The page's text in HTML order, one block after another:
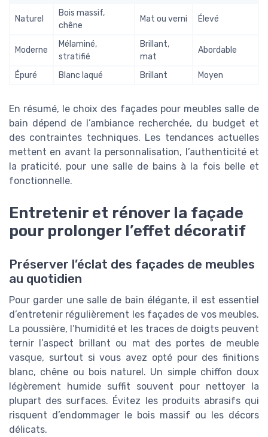
Naturel
Bois massif,
chêne
Mat ou verni Élevé
Moderne
Mélaminé,
stratifié
Brillant,
mat
Abordable
Épuré Blanc laqué Brillant Moyen
En résumé, le choix des façades pour meubles salle de
bain dépend de l’ambiance recherchée, du budget et
des contraintes techniques. Les tendances actuelles
mettent en avant la personnalisation, l’authenticité et
la praticité, pour une salle de bains à la fois belle et
fonctionnelle.
Entretenir et rénover la façade
pour prolonger l’effet décoratif
Préserver l’éclat des façades de meubles
au quotidien
Pour garder une salle de bain élégante, il est essentiel
d’entretenir régulièrement les façades de vos meubles.
La poussière, l’humidité et les traces de doigts peuvent
ternir l’aspect brillant ou mat des portes de meuble
vasque, surtout si vous avez opté pour des finitions
blanc, chêne ou bois naturel. Un simple chiffon doux
légèrement humide suffit souvent pour nettoyer la
plupart des surfaces. Évitez les produits abrasifs qui
risquent d’endommager le bois massif ou les décors
délicats.